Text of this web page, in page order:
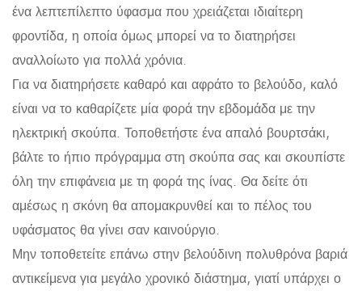
ένα λεπτεπίλεπτο ύφασμα που χρειάζεται ιδιαίτερη
φροντίδα, η οποία όμως μπορεί να το διατηρήσει
αναλλοίωτο για πολλά χρόνια.
Για να διατηρήσετε καθαρό και αφράτο το βελούδο, καλό
είναι να το καθαρίζετε μία φορά την εβδομάδα με την
ηλεκτρική σκούπα. Τοποθετήστε ένα απαλό βουρτσάκι,
βάλτε το ήπιο πρόγραμμα στη σκούπα σας και σκουπίστε
όλη την επιφάνεια με τη φορά της ίνας. Θα δείτε ότι
αμέσως η σκόνη θα απομακρυνθεί και το πέλος του
υφάσματος θα γίνει σαν καινούργιο.
Μην τοποθετείτε επάνω στην βελούδινη πολυθρόνα βαριά
αντικείμενα για μεγάλο χρονικό διάστημα, γιατί υπάρχει ο